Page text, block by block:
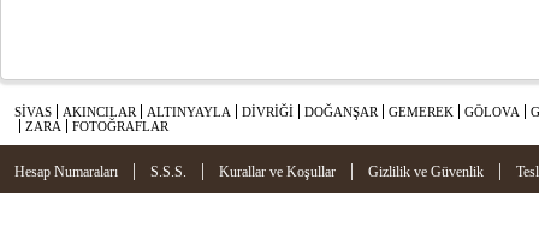
SİVAS AKINCILAR ALTINYAYLA DİVRİĞİ DOĞANŞAR GEMEREK GÖLOVA
ZARA
FOTOĞRAFLAR
Hesap Numaraları | S.S.S. | Kurallar ve Koşullar | Gizlilik ve Güvenlik |